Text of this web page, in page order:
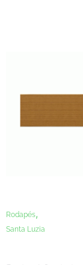
Rodapés,
Santa Luzia